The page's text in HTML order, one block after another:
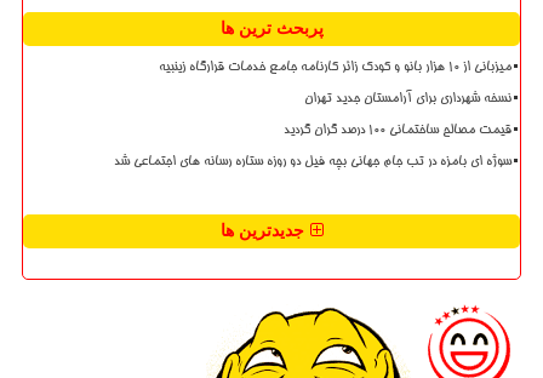
پربحث ترین ها
میزبانی از ۱۰ هزار بانو و کودک زائر کارنامه جامع خدمات قرارگاه زینبیه
نسخه شهرداری برای آرامستان جدید تهران
قیمت مصالح ساختمانی ۱۰۰ درصد گران گردید
سوژه ای بامزه در تب جام جهانی بچه فیل دو روزه ستاره رسانه های اجتماعی شد
جدیدترین ها